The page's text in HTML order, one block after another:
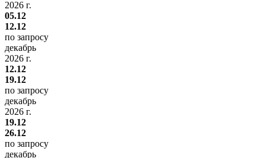
2026 г.
05.12
12.12
по запросу
декабрь
2026 г.
12.12
19.12
по запросу
декабрь
2026 г.
19.12
26.12
по запросу
декабрь